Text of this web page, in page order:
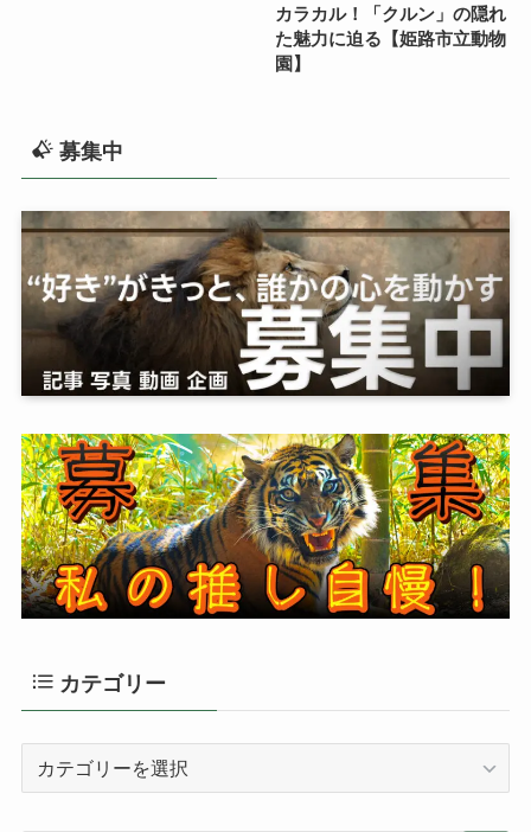
カラカル！「クルン」の隠れ
た魅力に迫る【姫路市立動物
園】
募集中
カテゴリー